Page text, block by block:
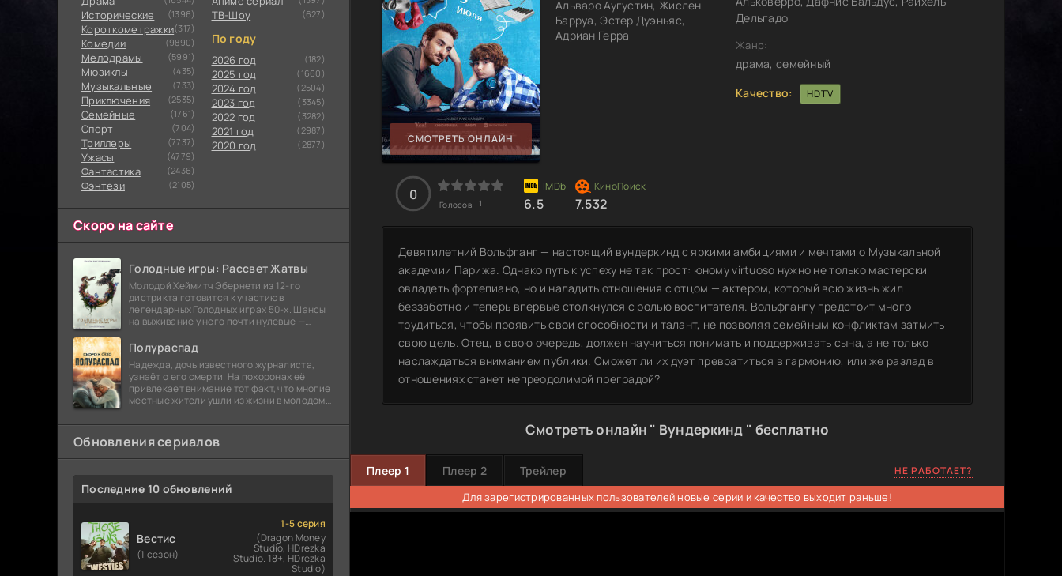
Исторические (1396)
Короткометражки(317)
Комедии (9890)
Мелодрамы (5991)
Мюзиклы (435)
Музыкальные (733)
Приключения (2535)
Семейные (1761)
Cпорт (704)
Триллеры (7737)
Ужасы (4779)
Фантастика (2436)
Фэнтези (2105)
ТВ-Шоу (627)
По году
2026 год (182)
2025 год (1660)
2024 год (2504)
2023 год (3345)
2022 год (3282)
2021 год (2987)
2020 год (2877)
Скоро на сайте
Голодные игры: Рассвет Жатвы
Молодой Хеймитч Эбернети из 12-го
дистрикта готовится к участию в
легендарных Голодных играх 50-х. Шансы
на выживание у него почти нулевые —
победу еще сорок
Полураспад
Надежда, дочь известного журналиста,
узнаёт о его смерти. На похоронах её
привлекает внимание тот факт, что многие
местные жители ушли из жизни в молодом
бомбы
Обновления сериалов
Последние 10 обновлений
Вестис
(1 сезон)
1-5 серия
(Dragon Money
Studio, HDrezka
Studio. 18+, HDrezka
Studio)
СМОТРЕТЬ ОНЛАЙН
Альваро Аугустин, Жислен
Барруа, Эстер Дуэньяс,
Адриан Герра
Дельгадо
Жанр:
драма, семейный
Качество:
HDTV
0
Голосов: 1 6.5 7.532
Девятилетний Вольфганг — настоящий вундеркинд с яркими амбициями и мечтами о Музыкальной
академии Парижа. Однако путь к успеху не так прост: юному virtuoso нужно не только мастерски
овладеть фортепиано, но и наладить отношения с отцом — актером, который всю жизнь жил
беззаботно и теперь впервые столкнулся с ролью воспитателя. Вольфгангу предстоит много
трудиться, чтобы проявить свои способности и талант, не позволяя семейным конфликтам затмить
свою цель. Отец, в свою очередь, должен научиться понимать и поддерживать сына, а не только
наслаждаться вниманием публики. Сможет ли их дуэт превратиться в гармонию, или же разлад в
отношениях станет непреодолимой преградой?
Смотреть онлайн " Вундеркинд " бесплатно
Плеер 1 Плеер 2 Трейлер НЕ РАБОТАЕТ?
Для зарегистрированных пользователей новые серии и качество выходит раньше!